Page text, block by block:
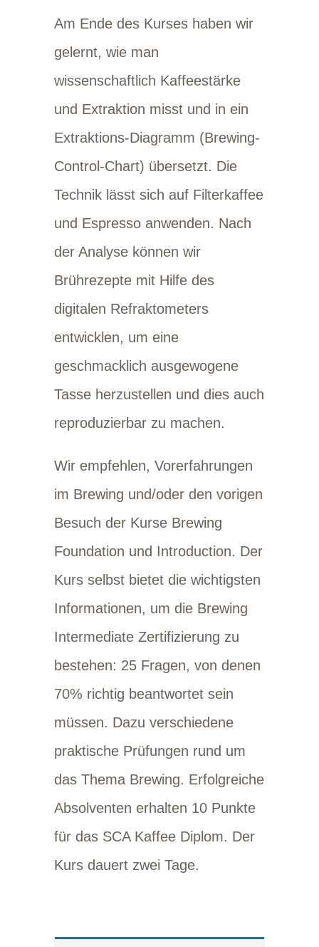
Am Ende des Kurses haben wir
gelernt, wie man
wissenschaftlich Kaffeestärke
und Extraktion misst und in ein
Extraktions-Diagramm (Brewing-
Control-Chart) übersetzt. Die
Technik lässt sich auf Filterkaffee
und Espresso anwenden. Nach
der Analyse können wir
Brührezepte mit Hilfe des
digitalen Refraktometers
entwicklen, um eine
geschmacklich ausgewogene
Tasse herzustellen und dies auch
reproduzierbar zu machen.
Wir empfehlen, Vorerfahrungen
im Brewing und/oder den vorigen
Besuch der Kurse Brewing
Foundation und Introduction. Der
Kurs selbst bietet die wichtigsten
Informationen, um die Brewing
Intermediate Zertifizierung zu
bestehen: 25 Fragen, von denen
70% richtig beantwortet sein
müssen. Dazu verschiedene
praktische Prüfungen rund um
das Thema Brewing. Erfolgreiche
Absolventen erhalten 10 Punkte
für das SCA Kaffee Diplom. Der
Kurs dauert zwei Tage.